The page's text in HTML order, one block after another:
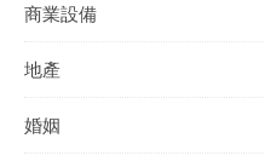
商業設備
地產
婚姻